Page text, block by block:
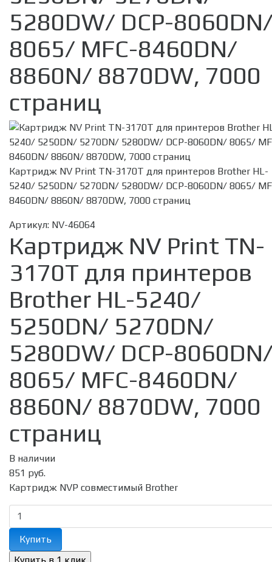
5280DW/ DCP-
8065/ MFC-8460DN/
8860N/ 8870DW, 7000
страниц
Картридж NV Print TN-3170T для принтеров Brother HL-
5240/ 5250DN/ 5270DN/ 5280DW/ DCP-8060DN/ 8065/
8460DN/ 8860N/ 8870DW, 7000 страниц
Артикул: NV-46064
Картридж NV Print TN-
3170T для принтеров
Brother HL-5240/
5250DN/ 5270DN/
5280DW/ DCP-
8065/ MFC-8460DN/
8860N/ 8870DW, 7000
страниц
В наличии
851 руб.
Картридж NVP совместимый Brother
Купить